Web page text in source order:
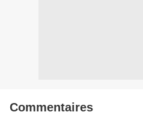
Commentaires